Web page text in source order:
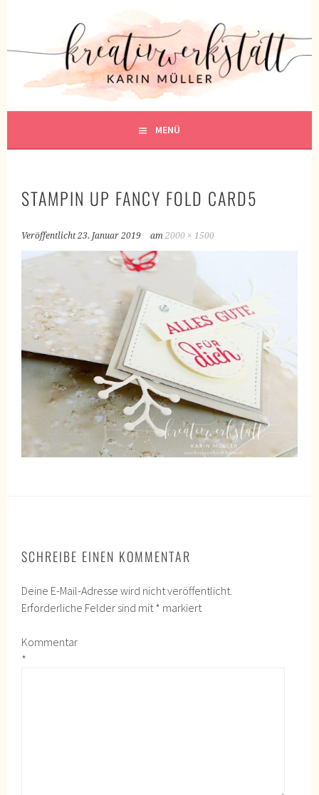
KREATIVWERKSTATT
KREATIV SEIN
MENÜ
STAMPIN UP FANCY FOLD CARD5
Veröffentlicht23. Januar 2019 am2000 × 1500
SCHREIBE EINEN KOMMENTAR
Deine E-Mail-Adresse wird nicht veröffentlicht.
Erforderliche Felder sind mit* markiert
Kommentar
*